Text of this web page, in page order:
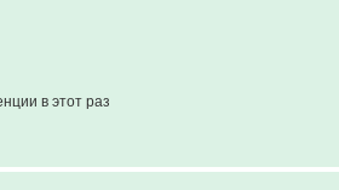
в этот раз